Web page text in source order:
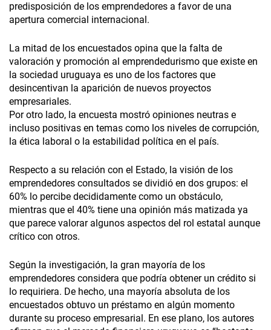
predisposición de los emprendedores a favor de una
apertura comercial internacional.
La mitad de los encuestados opina que la falta de
valoración y promoción al emprendedurismo que existe en
la sociedad uruguaya es uno de los factores que
desincentivan la aparición de nuevos proyectos
empresariales.
Por otro lado, la encuesta mostró opiniones neutras e
incluso positivas en temas como los niveles de corrupción,
la ética laboral o la estabilidad política en el país.
Respecto a su relación con el Estado, la visión de los
emprendedores consultados se dividió en dos grupos: el
60% lo percibe decididamente como un obstáculo,
mientras que el 40% tiene una opinión más matizada ya
que parece valorar algunos aspectos del rol estatal aunque
crítico con otros.
Según la investigación, la gran mayoría de los
emprendedores considera que podría obtener un crédito si
lo requiriera. De hecho, una mayoría absoluta de los
encuestados obtuvo un préstamo en algún momento
durante su proceso empresarial. En ese plano, los autores